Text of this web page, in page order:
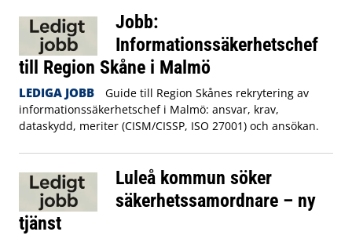
Jobb:
Informationssäkerhetschef
till Region Skåne i Malmö
LEDIGA JOBB
Guide till Region Skånes rekrytering av
informationssäkerhetschef i Malmö: ansvar, krav,
dataskydd, meriter (CISM/CISSP, ISO 27001) och ansökan.
Luleå kommun söker
säkerhetssamordnare – ny
tjänst